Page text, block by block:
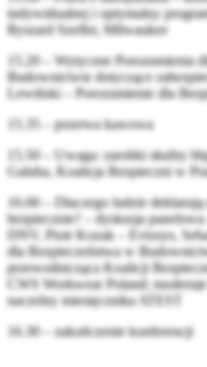
indywidualnej i optymalny
Ryszard Szefler, Milwaukee
15.20 – Wytyczne Porozumienia
Budownictwie dotyczące
Lewiński – Porozumienie dla
15.35 – przerwa kawowa
15.50 – Uwaga: zarobki służby
Galuba, Koalicja Bezpieczni w
16.00 – Dlaczego ludzie
bezpiecznie? – dyskusja
DNV, Piotr Kozak – Eviosys,
dla Bezpieczeństwa w
przewodnicząca Koalicji
CWS Workwear Poland;
naczelny miesięcznika ATEST
16.30 – zakończenie konferencji